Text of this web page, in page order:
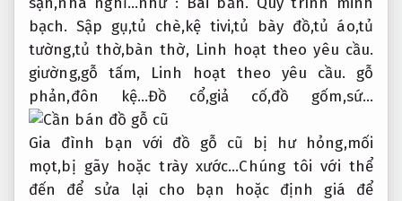
bạch. Sập gụ,tủ chè,kệ tivi,tủ bày đồ,tủ áo,tủ
tường,tủ thờ,bàn thờ, Linh hoạt theo yêu cầu.
giường,gỗ tấm,
Linh hoạt theo yêu cầu. gỗ
phản,đôn kệ…Đồ cổ,giả cố,đồ gốm,sứ…
Gia đình bạn với đồ gỗ cũ bị hư hỏng,mối
mọt,bị gãy hoặc trày xước…Chúng tôi với thể
đến để sửa lại cho bạn hoặc định giá để